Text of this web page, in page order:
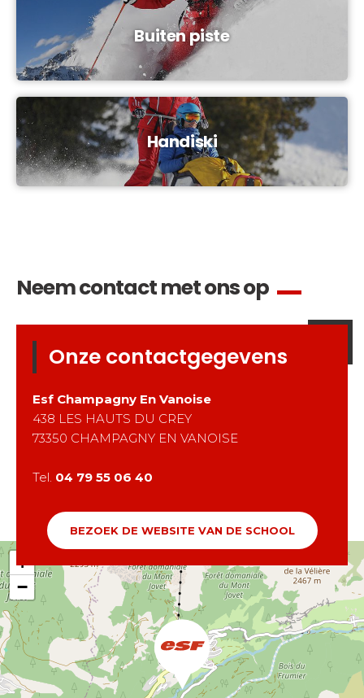
Buiten piste
Handiski
+
−
Onze contactgegevens
Esf Champagny En Vanoise
438 LES HAUTS DU CREY
73350 CHAMPAGNY EN VANOISE
Tel. 04 79 55 06 40
BEZOEK DE WEBSITE VAN DE SCHOOL
Neem contact met ons op